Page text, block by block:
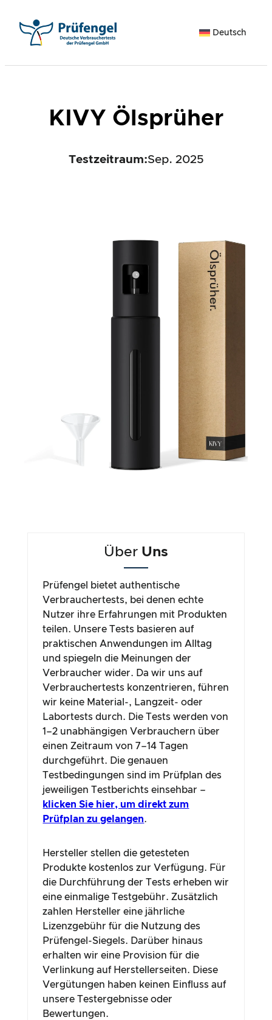
Inhalt
springen
Deutsch
KIVY Ölsprüher
Testzeitraum:Sep. 2025
Über Uns
Prüfengel bietet authentische
Verbrauchertests, bei denen echte
Nutzer ihre Erfahrungen mit Produkten
teilen. Unsere Tests basieren auf
praktischen Anwendungen im Alltag
und spiegeln die Meinungen der
Verbraucher wider. Da wir uns auf
Verbrauchertests konzentrieren, führen
wir keine Material-, Langzeit- oder
Labortests durch. Die Tests werden von
1–2 unabhängigen Verbrauchern über
einen Zeitraum von 7–14 Tagen
durchgeführt. Die genauen
Testbedingungen sind im Prüfplan des
jeweiligen Testberichts einsehbar –
klicken Sie hier, um direkt zum
Prüfplan zu gelangen.
Hersteller stellen die getesteten
Produkte kostenlos zur Verfügung. Für
die Durchführung der Tests erheben wir
eine einmalige Testgebühr. Zusätzlich
zahlen Hersteller eine jährliche
Lizenzgebühr für die Nutzung des
Prüfengel-Siegels. Darüber hinaus
erhalten wir eine Provision für die
Verlinkung auf Herstellerseiten. Diese
Vergütungen haben keinen Einfluss auf
unsere Testergebnisse oder
Bewertungen.